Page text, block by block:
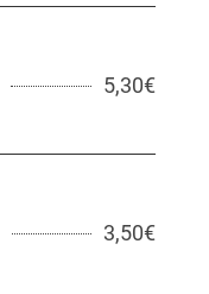
€
5,30
€
3,50